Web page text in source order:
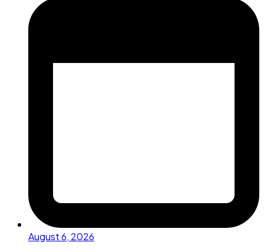
August 6, 2026